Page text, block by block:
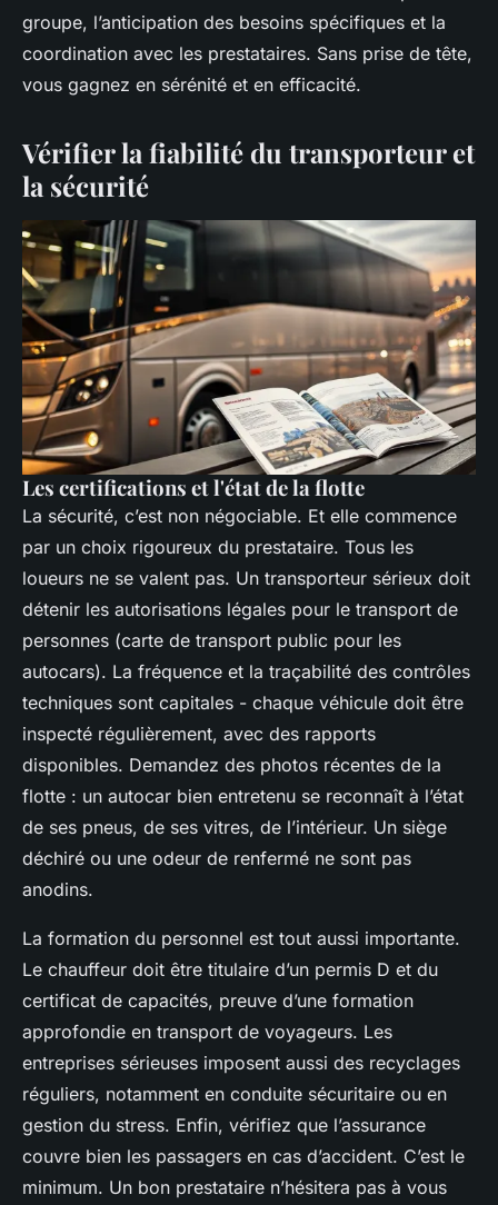
groupe, l’anticipation des besoins spécifiques et la
coordination avec les prestataires. Sans prise de tête,
vous gagnez en sérénité et en efficacité.
Vérifier la fiabilité du transporteur et
la sécurité
Les certifications et l'état de la flotte
La sécurité, c’est non négociable. Et elle commence
par un choix rigoureux du prestataire. Tous les
loueurs ne se valent pas. Un transporteur sérieux doit
détenir les autorisations légales pour le transport de
personnes (carte de transport public pour les
autocars). La fréquence et la traçabilité des contrôles
techniques sont capitales - chaque véhicule doit être
inspecté régulièrement, avec des rapports
disponibles. Demandez des photos récentes de la
flotte : un autocar bien entretenu se reconnaît à l’état
de ses pneus, de ses vitres, de l’intérieur. Un siège
déchiré ou une odeur de renfermé ne sont pas
anodins.
La formation du personnel est tout aussi importante.
Le chauffeur doit être titulaire d’un permis D et du
certificat de capacités, preuve d’une formation
approfondie en transport de voyageurs. Les
entreprises sérieuses imposent aussi des recyclages
réguliers, notamment en conduite sécuritaire ou en
gestion du stress. Enfin, vérifiez que l’assurance
couvre bien les passagers en cas d’accident. C’est le
minimum. Un bon prestataire n’hésitera pas à vous